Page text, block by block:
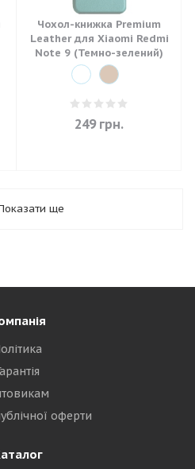
Чохол-книжка Premium
Leather для Xiaomi Redmi
Note 9 (Темно-зелений)
249грн.
ще
оферти